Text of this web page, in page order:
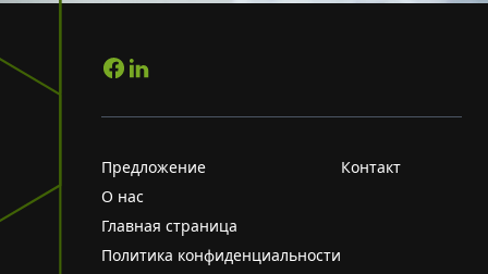
Предложение
О нас
Главная страница
Политика конфиденциальности
Контакт